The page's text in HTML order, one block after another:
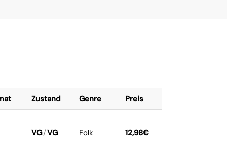
Zustand Genre Preis
VG/VG Folk 12,98€